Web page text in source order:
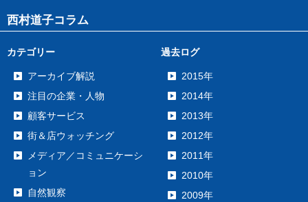
西村道子コラム
カテゴリー
アーカイブ解説
注目の企業・人物
顧客サービス
街＆店ウォッチング
メディア／コミュニケーシ
ョン
自然観察
過去ログ
2015年
2014年
2013年
2012年
2011年
2010年
2009年